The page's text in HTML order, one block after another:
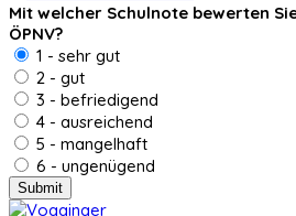
Mit welcher Schulnote bewerten
ÖPNV?
1 - sehr gut
2 - gut
3 - befriedigend
4 - ausreichend
5 - mangelhaft
6 - ungenügend